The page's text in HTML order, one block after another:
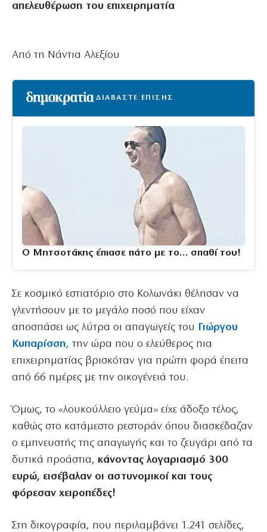
απελευθέρωση του επιχειρηματία
Από τη Νάντια Αλεξίου
ΔΙΑΒΑΣΤΕ ΕΠΙΣΗΣ
Ο Μητσοτάκης έπιασε πάτο με το… σπαθί του!
Σε κοσμικό εστιατόριο στο Κολωνάκι θέλησαν να
γλεντήσουν με το μεγάλο ποσό που είχαν
αποσπάσει ως λύτρα οι απαγωγείς του Γιώργου
Κυπαρίσση, την ώρα που ο ελεύθερος πια
επιχειρηματίας βρισκόταν για πρώτη φορά έπειτα
από 66 ημέρες με την οικογένειά του.
Όμως, το «λουκούλλειο γεύμα» είχε άδοξο τέλος,
καθώς στο κατάμεστο ρεστοράν όπου διασκέδαζαν
ο εμπνευστής της απαγωγής και το ζευγάρι από τα
δυτικά προάστια, κάνοντας λογαριασμό 300
ευρώ, εισέβαλαν οι αστυνομικοί και τους
φόρεσαν χειροπέδες!
Στη δικογραφία, που περιλαμβάνει 1.241 σελίδες,